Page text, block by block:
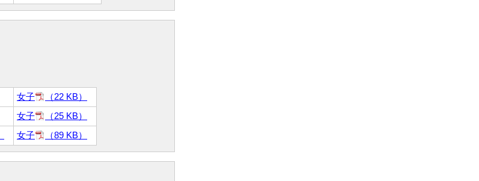
女子
（22 KB）
女子
（25 KB）
女子 （89 KB）